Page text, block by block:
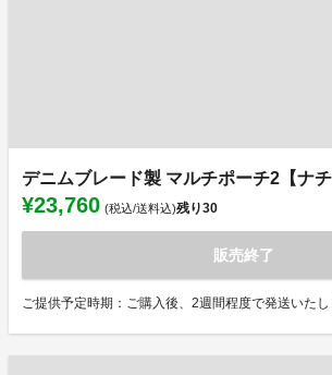
デニムブレード製 マルチポーチ2【ナチ
¥23,760 (税込/送料込)残り30
販売終了
ご提供予定時期：ご購入後、2週間程度で発送いた